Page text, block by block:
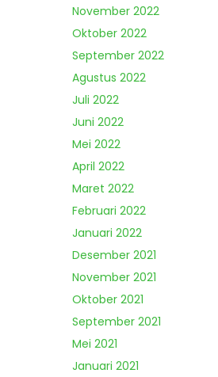
November 2022
Oktober 2022
September 2022
Agustus 2022
Juli 2022
Juni 2022
Mei 2022
April 2022
Maret 2022
Februari 2022
Januari 2022
Desember 2021
November 2021
Oktober 2021
September 2021
Mei 2021
Januari 2021